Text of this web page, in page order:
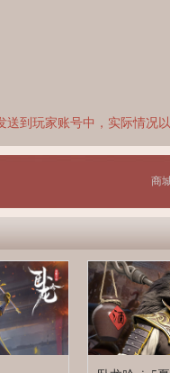
到玩家账号中，实际情况以
商